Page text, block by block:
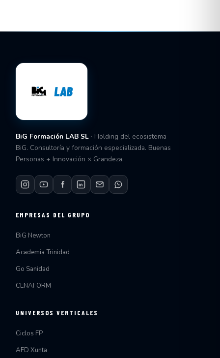
BiG Formación LAB SL · Holding del ecosistema
BiG. Consultoría y formación especializada. Buenas
Personas + Innovación × Grandeza.
EMPRESAS DEL GRUPO
BiG Newton
Academia Trinidad
Go Sanidad
CENAFORM
UNIVERSOS VERTICALES
Ciclos FP
AFD Xunta